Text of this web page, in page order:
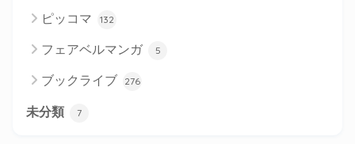
ピッコマ 132
フェアベルマンガ 5
ブックライブ 276
未分類 7